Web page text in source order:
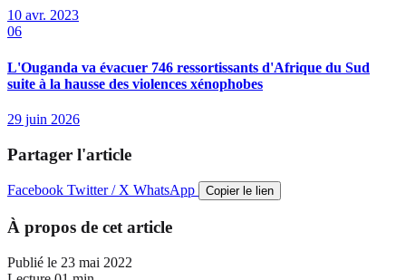
10 avr. 2023
06
L'Ouganda va évacuer 746 ressortissants d'Afrique du Sud
suite à la hausse des violences xénophobes
29 juin 2026
Partager l'article
Facebook Twitter / X WhatsApp Copier le lien
À propos de cet article
Publié le 23 mai 2022